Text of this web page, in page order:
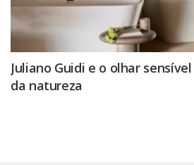
Juliano Guidi e o olhar
da natureza